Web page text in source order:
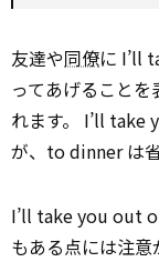
友達や同僚に I’ll
ってあげること
れます。 I’ll take
が、to dinner は省
I’ll take you out
もある点には注